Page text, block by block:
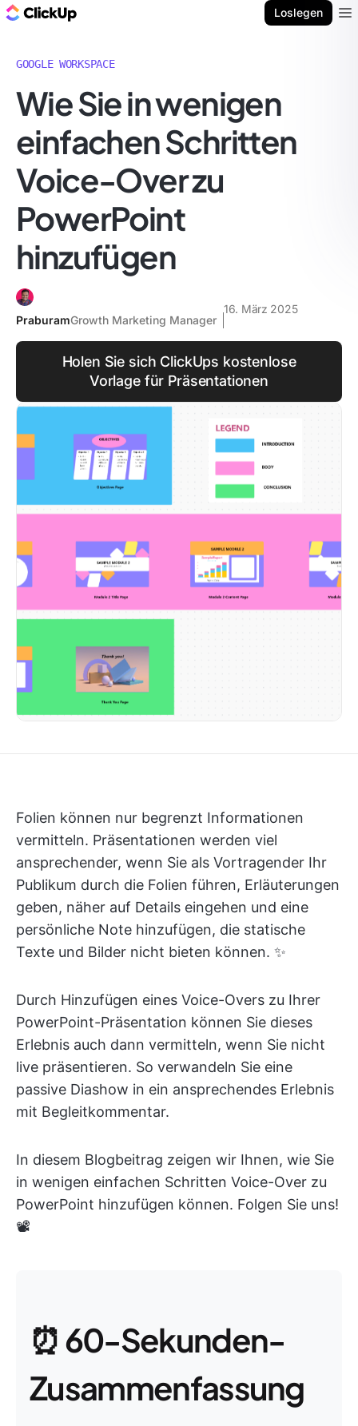
Loslegen
GOOGLE WORKSPACE
Wie Sie in wenigen
einfachen Schritten
Voice-Over zu
PowerPoint
hinzufügen
PraburamGrowth Marketing Manager
16. März 2025
Holen Sie sich ClickUps kostenlose
Vorlage für Präsentationen
Folien können nur begrenzt Informationen
vermitteln. Präsentationen werden viel
ansprechender, wenn Sie als Vortragender Ihr
Publikum durch die Folien führen, Erläuterungen
geben, näher auf Details eingehen und eine
persönliche Note hinzufügen, die statische
Texte und Bilder nicht bieten können. ✨
Durch Hinzufügen eines Voice-Overs zu Ihrer
PowerPoint-Präsentation können Sie dieses
Erlebnis auch dann vermitteln, wenn Sie nicht
live präsentieren. So verwandeln Sie eine
passive Diashow in ein ansprechendes Erlebnis
mit Begleitkommentar.
In diesem Blogbeitrag zeigen wir Ihnen, wie Sie
in wenigen einfachen Schritten Voice-Over zu
PowerPoint hinzufügen können. Folgen Sie uns!
📽️
⏰ 60-Sekunden-
Zusammenfassung